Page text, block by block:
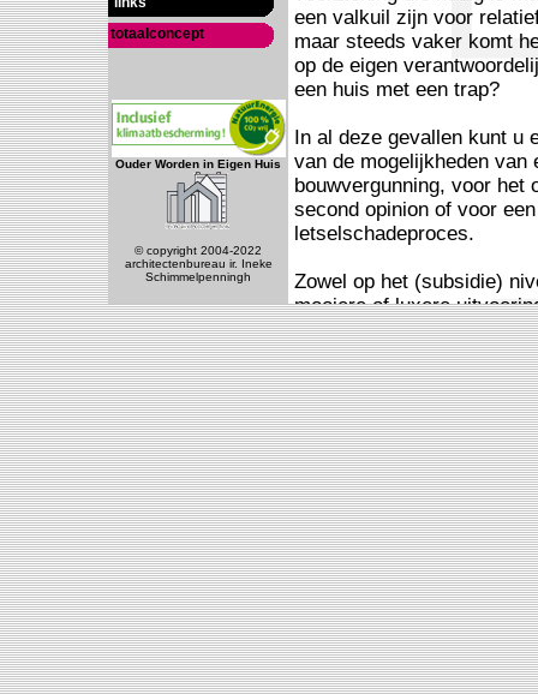
totaalconcept
Ouder Worden in Eigen Huis
© copyright 2004-2022
architectenbureau ir. Ineke
Schimmelpenningh